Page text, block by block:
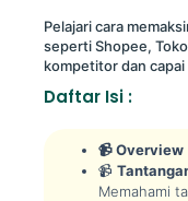
Pelajari cara
seperti Shopee,
kompetitor dan
Daftar Isi :
📹 Overview
📹
Memahami